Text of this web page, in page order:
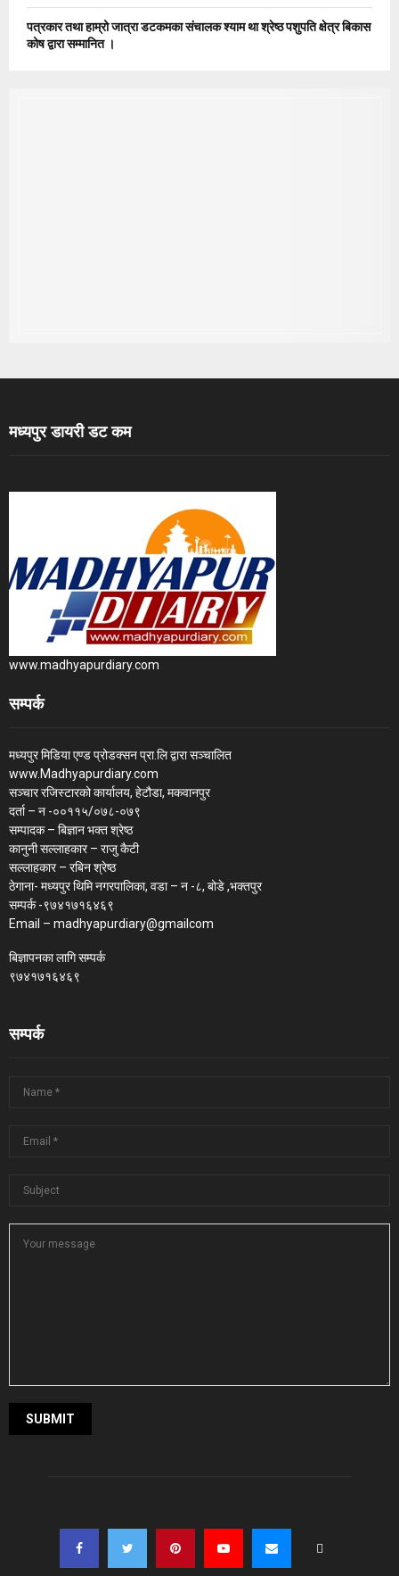
पत्रकार तथा हाम्रो जात्रा डटकमका संचालक श्याम था श्रेष्ठ पशुपति क्षेत्र बिकास
कोष द्वारा सम्मानित ।
मध्यपुर डायरी डट कम
www.madhyapurdiary.com
सम्पर्क
मध्यपुर मिडिया एण्ड प्रोडक्सन प्रा.लि द्वारा सञ्चालित
www.Madhyapurdiary.com
सञ्चार रजिस्टारको कार्यालय, हेटौडा, मकवानपुर
दर्ता – न -००११५/०७८-०७९
सम्पादक – बिज्ञान भक्त श्रेष्ठ
कानुनी सल्लाहकार – राजु कैटी
सल्लाहकार – रबिन श्रेष्ठ
ठेगाना- मध्यपुर थिमि नगरपालिका, वडा – न -८, बोडे ,भक्तपुर
सम्पर्क -९७४१७१६४६९
Email – madhyapurdiary@gmailcom
बिज्ञापनका लागि सम्पर्क
९७४१७१६४६९
सम्पर्क